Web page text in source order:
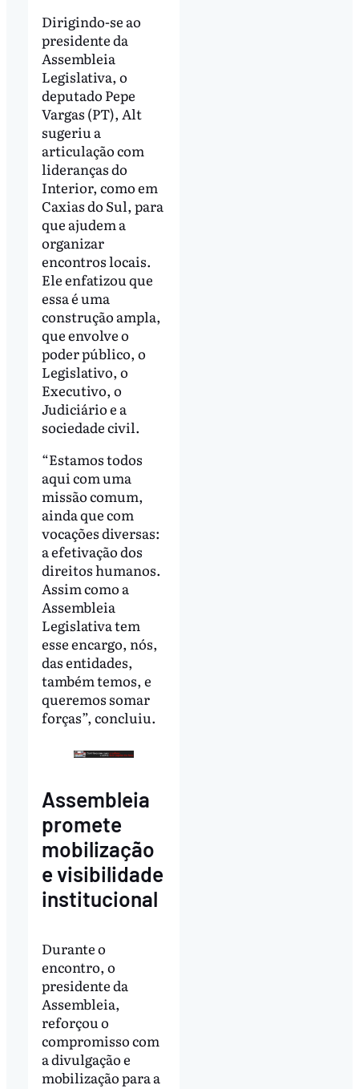
Dirigindo-se ao
presidente da
Assembleia
Legislativa, o
deputado Pepe
Vargas (PT), Alt
sugeriu a
articulação com
lideranças do
Interior, como em
Caxias do Sul, para
que ajudem a
organizar
encontros locais.
Ele enfatizou que
essa é uma
construção ampla,
que envolve o
poder público, o
Legislativo, o
Executivo, o
Judiciário e a
sociedade civil.
“Estamos todos
aqui com uma
missão comum,
ainda que com
vocações diversas:
a efetivação dos
direitos humanos.
Assim como a
Assembleia
Legislativa tem
esse encargo, nós,
das entidades,
também temos, e
queremos somar
forças”, concluiu.
Assembleia
promete
mobilização
e visibilidade
institucional
Durante o
encontro, o
presidente da
Assembleia,
reforçou o
compromisso com
a divulgação e
mobilização para a